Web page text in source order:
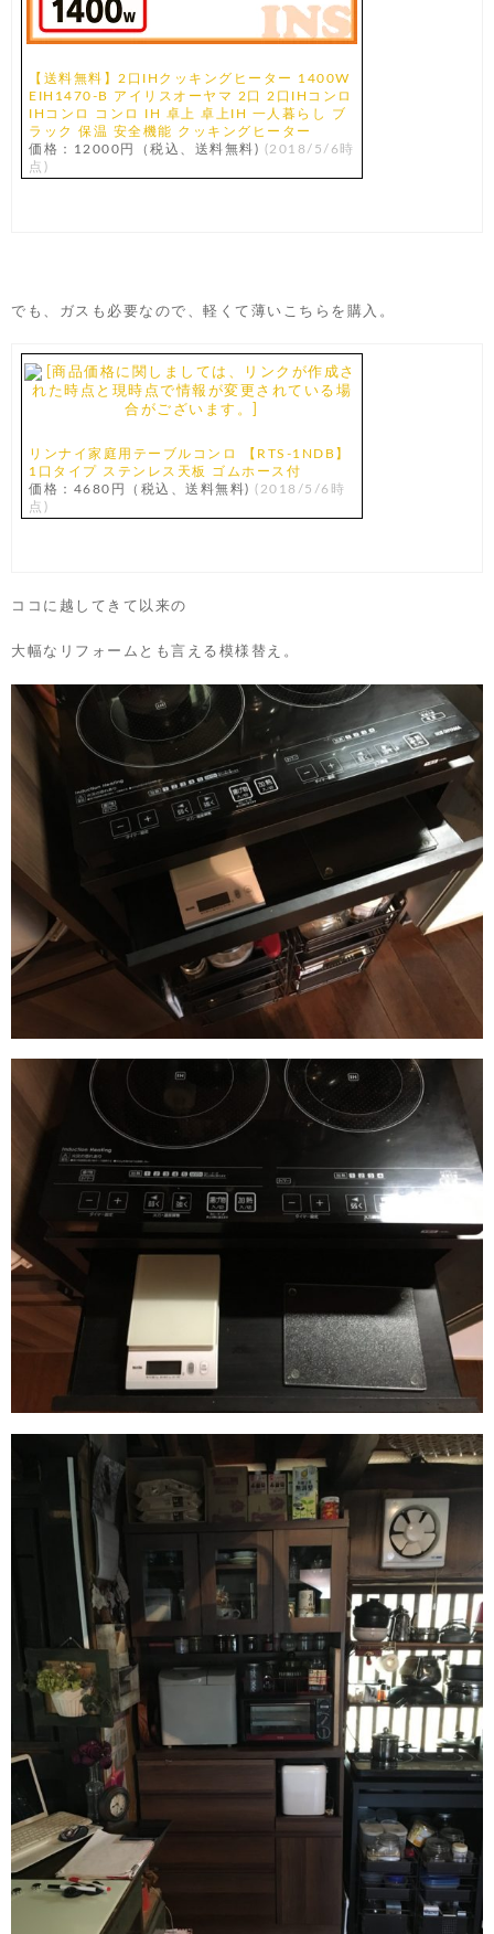
【送料無料】2口IHクッキングヒーター 1400W
EIH1470-B アイリスオーヤマ 2口 2口IHコンロ
IHコンロ コンロ IH 卓上 卓上IH 一人暮らし ブ
ラック 保温 安全機能 クッキングヒーター
価格：12000円（税込、送料無料) (2018/5/6時
点)
でも、ガスも必要なので、軽くて薄いこちらを購入。
リンナイ家庭用テーブルコンロ 【RTS-1NDB】
1口タイプ ステンレス天板 ゴムホース付
価格：4680円（税込、送料無料) (2018/5/6時
点)
ココに越してきて以来の
大幅なリフォームとも言える模様替え。